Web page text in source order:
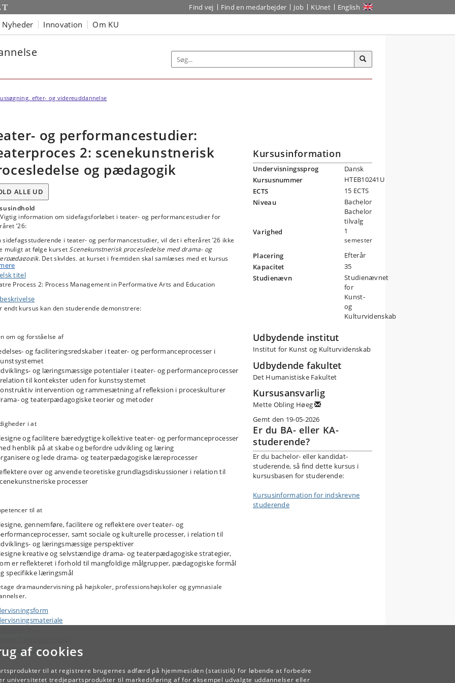
af cookies
til at registrere brugernes adfærd på hjemmesiden (statistik) for løbende at forbedre
universitetet tredjepartsprodukter til markedsføring af for eksempel udvalgte uddannelser eller
Find vej Find en medarbejder Job KUnet English
Nyheder Innovation Om KU
efter- og videreuddannelse
og performancestudier:
2: scenekunstnerisk
og pædagogik
ALLE UD
Vigtig information om sidefagsforløbet i teater- og performancestudier for
’26:
sidefagsstuderende i teater- og performancestudier, vil det i efteråret ’26 ikke
muligt at følge kursetScenekunstnerisk procesledelse med drama- og
Det skyldes, at kurset i fremtiden skal samlæses med et kursus
nye Ba-ordning, som først vil blive udbudt fra efteråret ’27.
’26 vil sidefagsstuderende i teater- og performancestudier derfor være
til at arbejde meget selvstændigt i relation til at kunne aflægge eksamen
procesledelse med drama- og teaterpædagogik
vil man kun blive tilbudt et meget begrænset workshop- og
af dette selvstændige arbejde vil bl.a. indebære, at man skal designe og
et drama- eller teaterpædagogisk undervisningsforløb med en gruppe
og man skal forvente, at man selv skal påtage sig opgaven med at
en deltagergruppe til dette forløb (som kan afvikles i instituttets Balletsal i
21.).
evt. Studievejledningen for mere information om dette.
titel
Process 2: Process Management in Performative Arts and Education
endt kursus kan den studerende demonstrere:
om og forståelse af
og faciliteringsredskaber i teater- og performanceprocesser i
og læringsmæssige potentialer i teater- og performanceprocesser
til kontekster uden for kunstsystemet
intervention og rammesætning af refleksion i proceskulturer
og teaterpædagogiske teorier og metoder
i at
og facilitere bæredygtige kollektive teater- og performanceprocesser
henblik på at skabe og befordre udvikling og læring
og lede drama- og teaterpædagogiske læreprocesser
over og anvende teoretiske grundlagsdiskussioner i relation til
processer
til at
gennemføre, facilitere og reflektere over teater- og
samt sociale og kulturelle processer, i relation til
og læringsmæssige perspektiver
kreative og selvstændige drama- og teaterpædagogiske strategier,
er reflekteret i forhold til mangfoldige målgrupper, pædagogiske formål
specifikke læringsmål
dramaundervisning på højskoler, professionshøjskoler og gymnasiale
Kursusinformation
Undervisningssprog
Dansk
Kursusnummer
HTEB10241U
ECTS
15 ECTS
Niveau
Bachelor
Bachelor
tilvalg
Varighed
1
semester
Placering
Efterår
Kapacitet
35
Studienævn
Studienævnet
for
Kunst-
og
Kulturvidenskab
Udbydende institut
Institut for Kunst og Kulturvidenskab
Udbydende fakultet
Det Humanistiske Fakultet
Kursusansvarlig
Mette Obling Høeg
Gemt den 19-05-2026
Er du BA- eller KA-
studerende?
Er du bachelor- eller kandidat-
studerende, så find dette kursus i
kursusbasen for studerende:
Kursusinformation for indskrevne
studerende
TILBAGE